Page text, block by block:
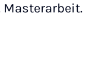
Masterarbeit.